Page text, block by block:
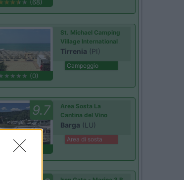
(68)
(0)
St. Michael Camping
Village International
Tirrenia (PI)
Campeggio
9.7
Area Sosta La
Cantina del Vino
Barga (LU)
Area di sosta